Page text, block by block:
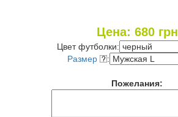
Цена: 680грн
Цвет футболки:
Размер
:
Пожелания: